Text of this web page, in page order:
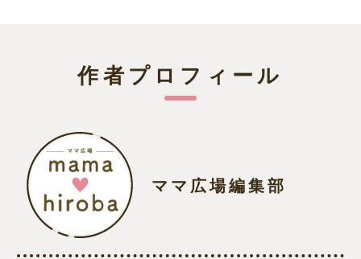
作者プロフィール
ママ広場編集部